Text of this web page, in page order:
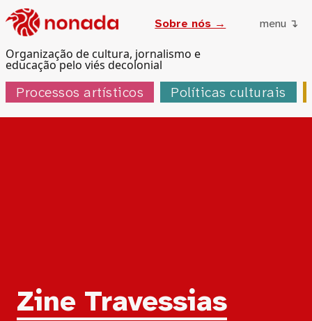
Organização de cultura, jornalismo e
educação pelo viés decolonial
Sobre nós → menu ↴
Processos artísticos Políticas culturais
Tag:
Zine Travessias